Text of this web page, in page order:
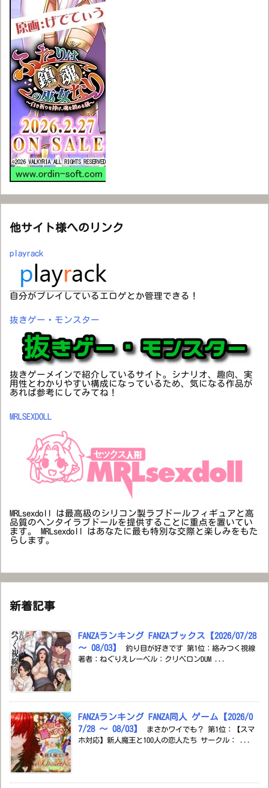
他サイト様へのリンク
playrack
自分がプレイしているエロゲとか管理できる！
抜きゲー・モンスター
抜きゲーメインで紹介しているサイト。シナリオ、趣向、実
用性とわかりやすい構成になっているため、気になる作品が
あれば参考にしてみてね！
MRLSEXDOLL
MRLsexdoll は最高級のシリコン製ラブドールフィギュアと高
品質のヘンタイラブドールを提供することに重点を置いてい
ます。 MRLsexdoll はあなたに最も特別な交際と楽しみをもた
らします。
新着記事
FANZAランキング FANZAブックス【2026/07/28
～ 08/03】
釣り目が好きです 第1位：絡みつく視線
著者：ねぐりえレーベル：クリベロンDUM ...
FANZAランキング FANZA同人 ゲーム【2026/0
7/28 ～ 08/03】
まさかワイでも？ 第1位：【スマ
ホ対応】新人魔王と100人の恋人たち サークル： ...